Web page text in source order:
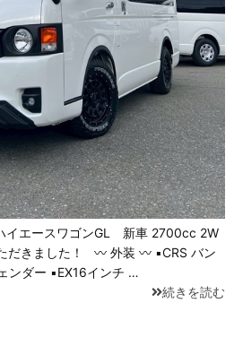
イエースワゴンGL 新車 2700cc 2W
だきました！ 〰 外装 〰 ▪CRS バン
ンダー ▪EX16インチ …
続きを読む